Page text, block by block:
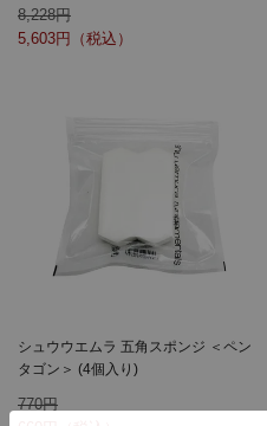
8,228
5,603
シュウウエムラ 五角スポンジ ＜ペン
タゴン＞ (4個入り)
770